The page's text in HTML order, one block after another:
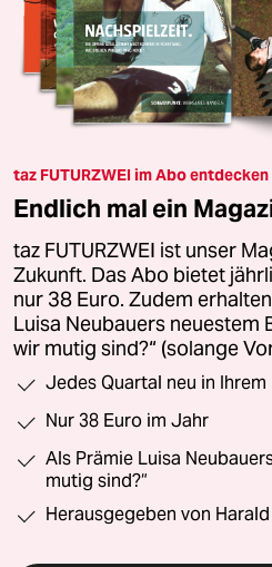
taz FUTURZWEI im Abo entdecken
Endlich mal ein
taz FUTURZWEI ist unser
Zukunft. Das Abo bietet
nur 38 Euro. Zudem
Luisa Neubauers neuestem
wir mutig sind?“ (solange
Jedes Quartal neu in Ihrem
Nur 38 Euro im Jahr
Als Prämie Luisa
mutig sind?“
Herausgegeben von